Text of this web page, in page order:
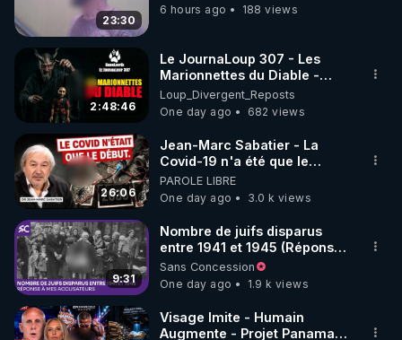
23:30
6 hours ago
188 views
2:48:46
Le JournaLoup 307 - Les
Marionnettes du Diable -
Loup Divergent 2026.08.07
Loup_Divergent_Reposts
One day ago
682 views
26:06
Jean-Marc Sabatier - La
Covid-19 n'a été que le
début - L'ARNm & l'ARNm-aa
jusqu où auront-t-il ?
PAROLE LIBRE
One day ago
3.0 k views
9:31
Nombre de juifs disparus
entre 1941 et 1945 (Réponse
à mes accusateurs)
Sans Concession
One day ago
1.9 k views
Visage Imite - Humain
Augmente - Projet Panama